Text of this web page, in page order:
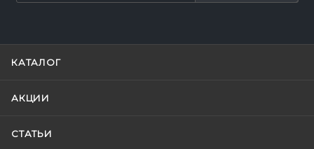
КАТАЛОГ
АКЦИИ
СТАТЬИ